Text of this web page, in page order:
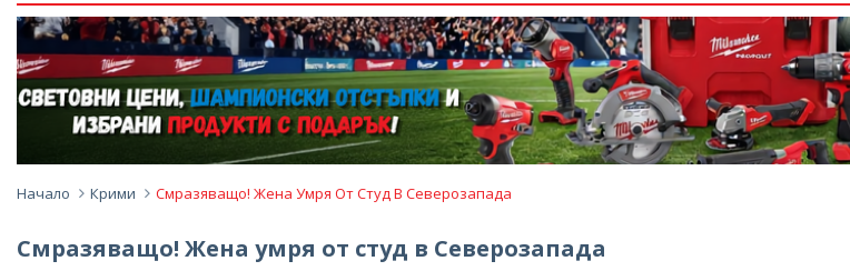
Начало Крими Смразяващо! Жена Умря От Студ В Северозапада
Смразяващо! Жена умря от студ в Северозапада